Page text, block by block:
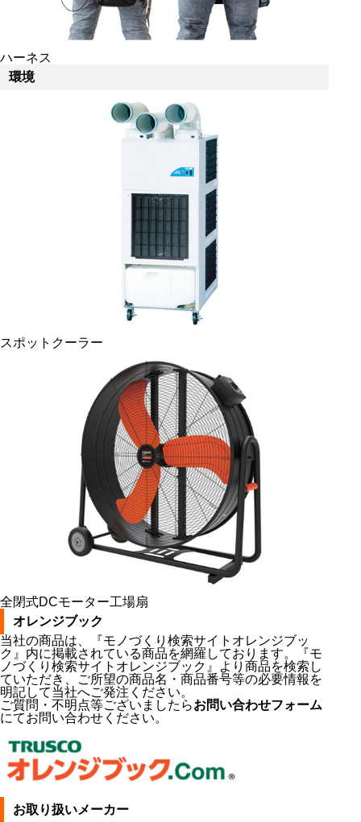
ハーネス
環境
スポットクーラー
全閉式DCモーター工場扇
オレンジブック
当社の商品は、『モノづくり検索サイトオレンジブッ
ク』内に掲載されている商品を網羅しております。『モ
ノづくり検索サイトオレンジブック』より商品を検索し
ていただき、ご所望の商品名・商品番号等の必要情報を
明記して当社へご発注ください。
ご質問・不明点等ございましたらお問い合わせフォーム
にてお問い合わせください。
お取り扱いメーカー